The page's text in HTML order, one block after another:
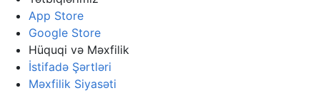
App Store
Google Store
Hüquqi və Məxfilik
İstifadə Şərtləri
Məxfilik Siyasəti